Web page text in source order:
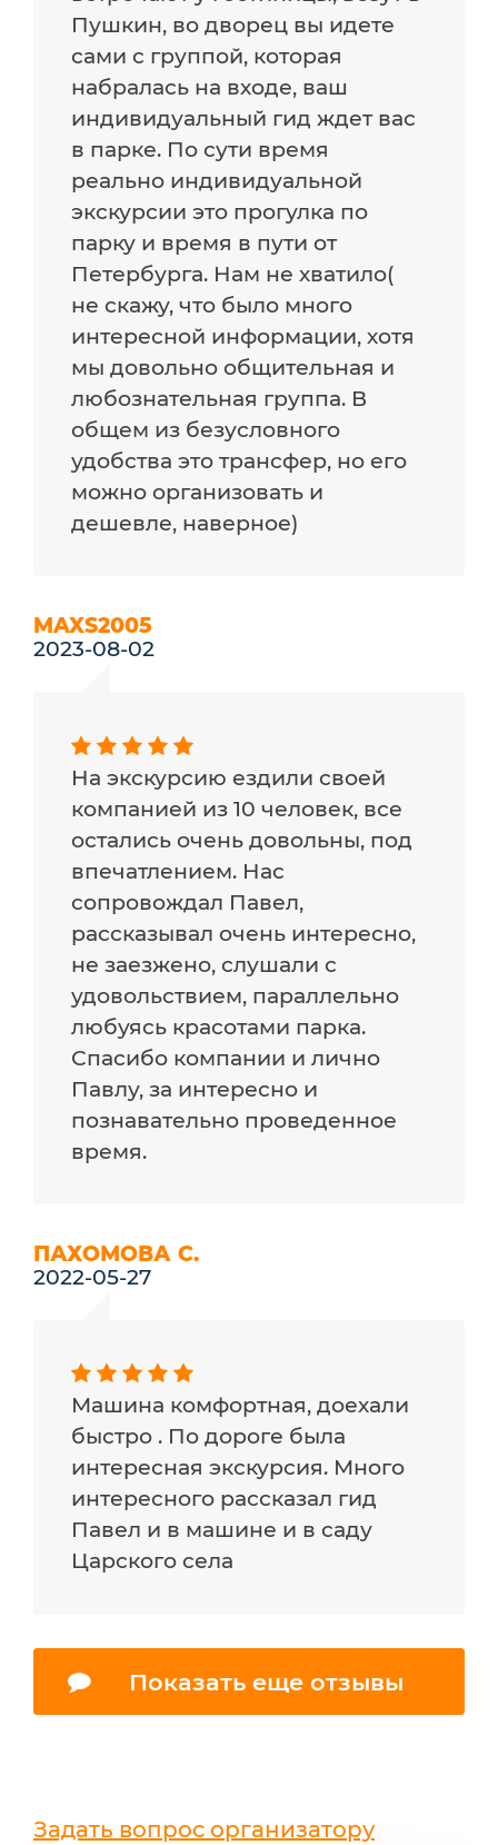
Пушкин, во дворец вы идете
сами с группой, которая
набралась на входе, ваш
индивидуальный гид ждет вас
в парке. По сути время
реально индивидуальной
экскурсии это прогулка по
парку и время в пути от
Петербурга. Нам не хватило(
не скажу, что было много
интересной информации, хотя
мы довольно общительная и
любознательная группа. В
общем из безусловного
удобства это трансфер, но его
можно организовать и
дешевле, наверное)
MAXS2005
2023-08-02
На экскурсию ездили своей
компанией из 10 человек, все
остались очень довольны, под
впечатлением. Нас
сопровождал Павел,
рассказывал очень интересно,
не заезжено, слушали с
удовольствием, параллельно
любуясь красотами парка.
Спасибо компании и лично
Павлу, за интересно и
познавательно проведенное
время.
ПАХОМОВА С.
2022-05-27
Машина комфортная, доехали
быстро . По дороге была
интересная экскурсия. Много
интересного рассказал гид
Павел и в машине и в саду
Царского села
Показать еще отзывы
Задать вопрос организатору